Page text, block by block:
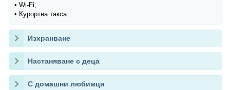
• Wi-Fi;
• Курортна такса.
Изхранване
Настаняване с деца
С домашни любимци